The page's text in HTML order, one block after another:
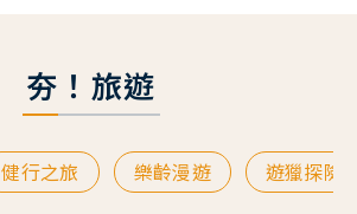
夯！旅遊
健行之旅 樂齡漫遊 遊獵探險